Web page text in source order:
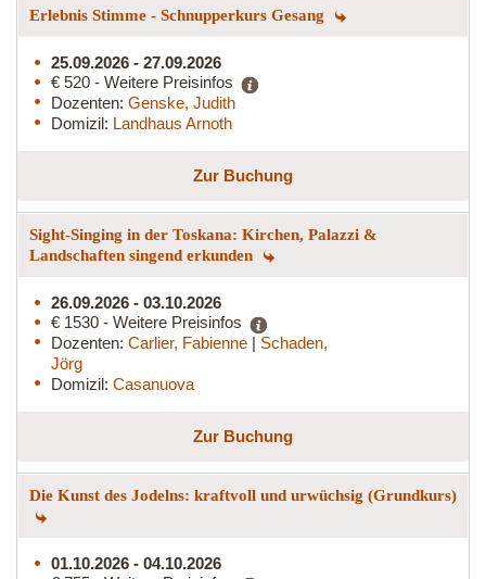
Erlebnis Stimme - Schnupperkurs Gesang
25.09.2026 - 27.09.2026
€ 520 - Weitere Preisinfos
Dozenten: Genske, Judith
Domizil: Landhaus Arnoth
Zur Buchung
Sight-Singing in der Toskana: Kirchen, Palazzi &
Landschaften singend erkunden
26.09.2026 - 03.10.2026
€ 1530 - Weitere Preisinfos
Dozenten: Carlier, Fabienne | Schaden,
Jörg
Domizil: Casanuova
Zur Buchung
Die Kunst des Jodelns: kraftvoll und urwüchsig (Grundkurs)
01.10.2026 - 04.10.2026